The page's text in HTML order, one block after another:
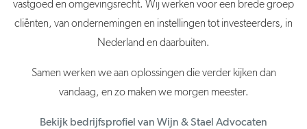
vastgoed en omgevingsrecht. Wij werken voor een brede groep
cliënten, van ondernemingen en instellingen tot investeerders, in
Nederland en daarbuiten.
Samen werken we aan oplossingen die verder kijken dan
vandaag, en zo maken we morgen meester.
Bekijk bedrijfsprofiel van Wijn & Stael Advocaten